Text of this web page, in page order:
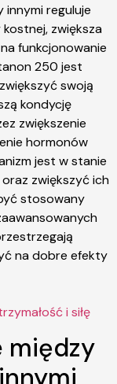
innymi reguluje
zwiększa
funkcjonowanie
250 jest
swoją
kondycję
zwiększenie
hormonów
jest w stanie
zwiększyć ich
stosowany
na dobre efekty
i siłę
między